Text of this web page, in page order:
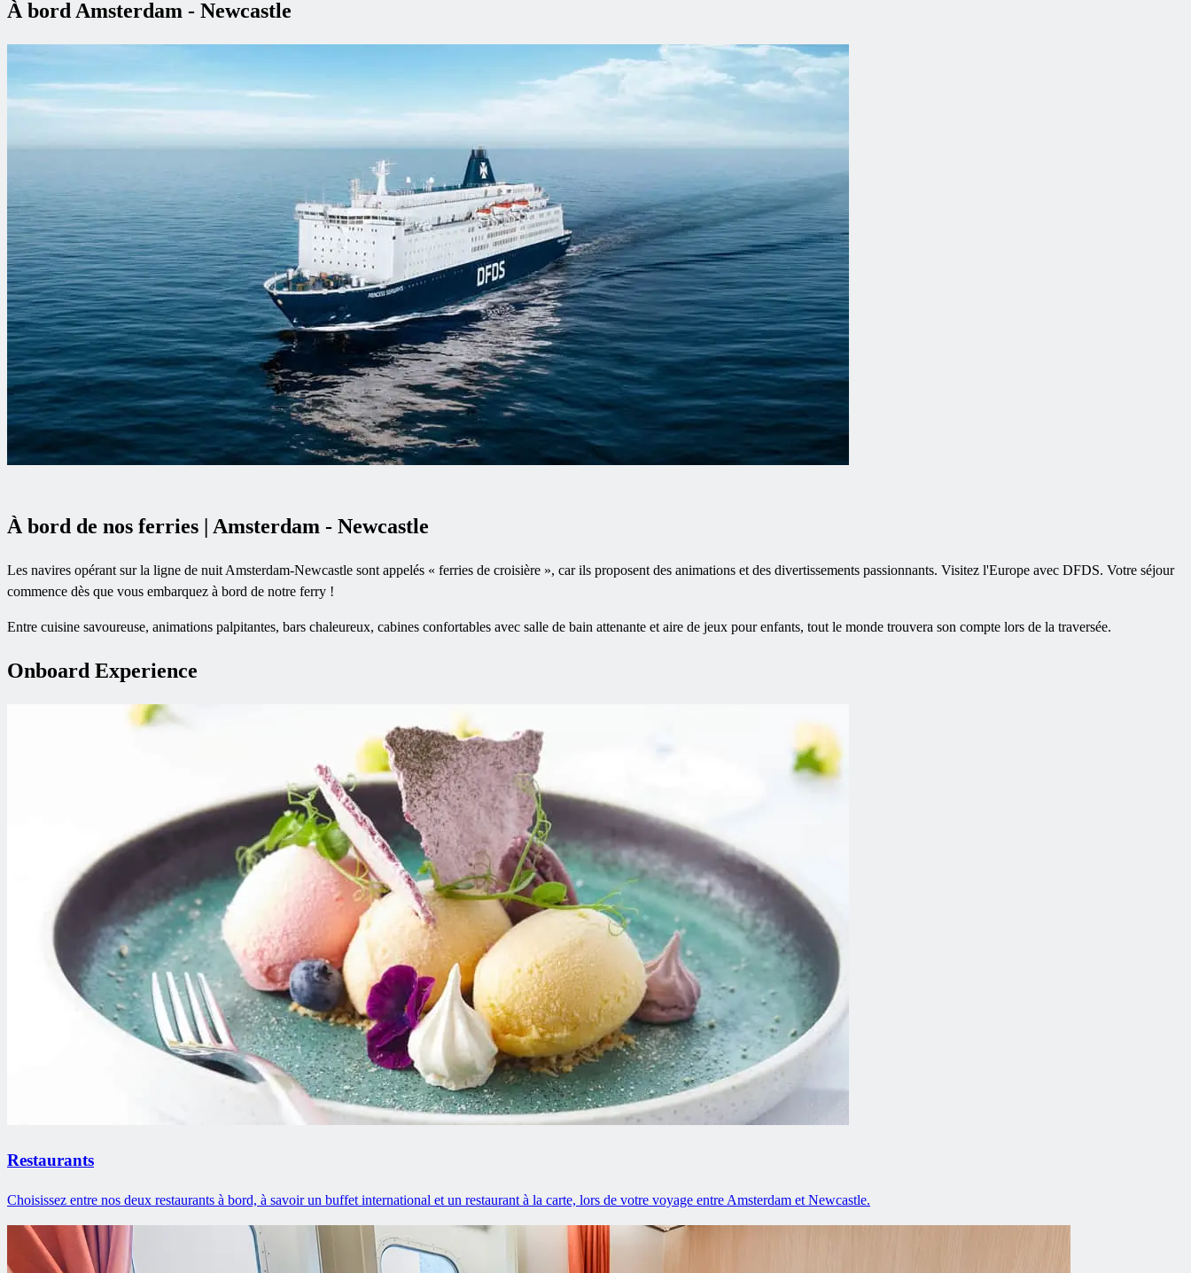
À bord Amsterdam - Newcastle
À bord de nos ferries | Amsterdam - Newcastle
Les navires opérant sur la ligne de nuit Amsterdam-Newcastle sont appelés « ferries de croisière », car ils proposent des animations et des divertissements passionnants. Visitez l'Europe avec DFDS. Votre séjour
commence dès que vous embarquez à bord de notre ferry !
Entre cuisine savoureuse, animations palpitantes, bars chaleureux, cabines confortables avec salle de bain attenante et aire de jeux pour enfants, tout le monde trouvera son compte lors de la traversée.
Onboard Experience
Restaurants
Choisissez entre nos deux restaurants à bord, à savoir un buffet international et un restaurant à la carte, lors de votre voyage entre Amsterdam et Newcastle.